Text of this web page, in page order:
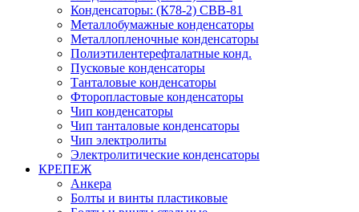
Конденсаторы: (К78-2) CBB-81
Металлобумажные конденсаторы
Металлопленочные конденсаторы
Полиэтилентерефталатные конд.
Пусковые конденсаторы
Танталовые конденсаторы
Фторопластовые конденсаторы
Чип конденсаторы
Чип танталовые конденсаторы
Чип электролиты
Электролитические конденсаторы
КРЕПЕЖ
Анкера
Болты и винты пластиковые